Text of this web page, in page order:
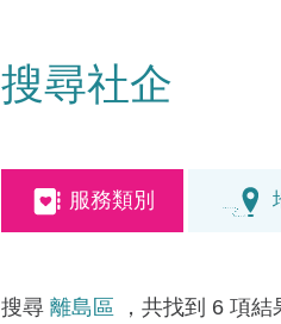
搜尋社企
服務類別
搜尋 離島區 ，共找到 6 項